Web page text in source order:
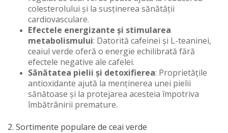
colesterolului și la susținerea sănătății
cardiovasculare.
Efectele energizante și stimularea
metabolismului: Datorită cafeinei și L-teaninei,
ceaiul verde oferă o energie echilibrată fără
efectele negative ale cafelei.
Sănătatea pielii și detoxifierea: Proprietățile
antioxidante ajută la menținerea unei pielii
sănătoase și la protejarea acesteia împotriva
îmbătrânirii premature.
2. Sortimente populare de ceai verde